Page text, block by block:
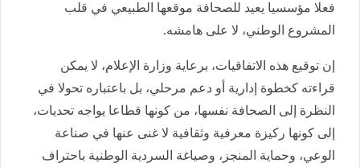
فعلا مؤسسيا يعيد للصحافة موقعها الطبيعي في قلب
المشروع الوطني، لا على هامشه.
إن توقيع هذه الاتفاقيات، برعاية وزارة الإعلام، لا يمكن
قراءته كخطوة إدارية أو دعم مرحلي، بل باعتباره تحولا في
النظرة إلى الصحافة نفسها، من كونها قطاعا يواجه تحديات،
إلى كونها ركيزة معرفية وثقافية لا غنى عنها في صناعة
الوعي، وحماية المنجز، وصياغة السردية الوطنية باحتراف